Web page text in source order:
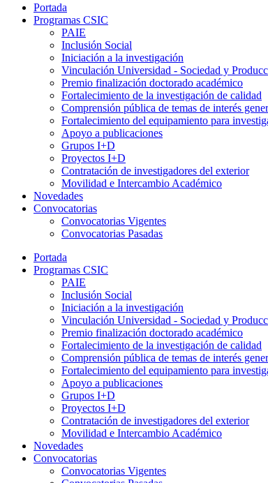
Portada
Programas CSIC
PAIE
Inclusión Social
Iniciación a la investigación
Vinculación Universidad - Sociedad y
Premio finalización doctorado académico
Fortalecimiento de la investigación de calidad
Comprensión pública de temas de interés
Fortalecimiento del equipamiento para
Apoyo a publicaciones
Grupos I+D
Proyectos I+D
Contratación de investigadores del exterior
Movilidad e Intercambio Académico
Novedades
Convocatorias
Convocatorias Vigentes
Convocatorias Pasadas
Portada
Programas CSIC
PAIE
Inclusión Social
Iniciación a la investigación
Vinculación Universidad - Sociedad y
Premio finalización doctorado académico
Fortalecimiento de la investigación de calidad
Comprensión pública de temas de interés
Fortalecimiento del equipamiento para
Apoyo a publicaciones
Grupos I+D
Proyectos I+D
Contratación de investigadores del exterior
Movilidad e Intercambio Académico
Novedades
Convocatorias
Convocatorias Vigentes